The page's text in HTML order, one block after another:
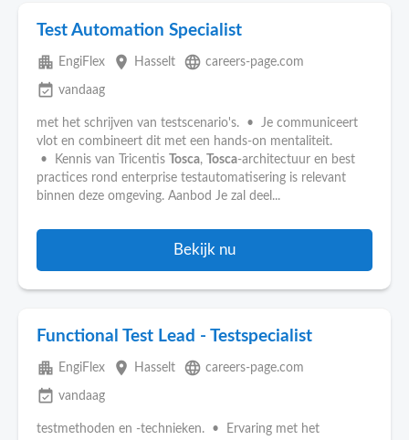
Test Automation Specialist
apartment EngiFlex place Hasselt language careers-page.com
event_available vandaag
met het schrijven van testscenario's. • Je communiceert
vlot en combineert dit met een hands-on mentaliteit.
• Kennis van Tricentis
Tosca, Tosca-architectuur en best
practices rond enterprise testautomatisering is relevant
binnen deze omgeving. Aanbod Je zal deel...
Bekijk nu
Functional Test Lead - Testspecialist
apartment EngiFlex place Hasselt language careers-page.com
event_available vandaag
testmethoden en -technieken. • Ervaring met het